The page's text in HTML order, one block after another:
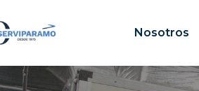
Nosotros